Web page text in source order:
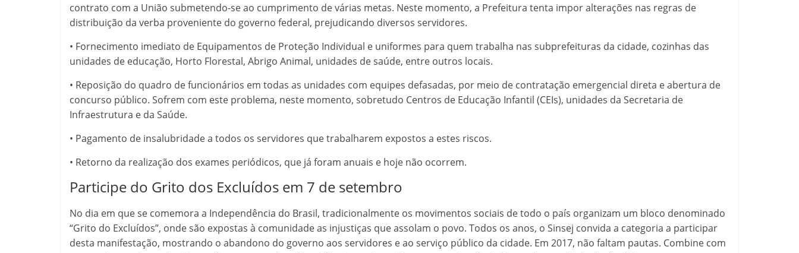
contrato com a União submetendo-se ao cumprimento de várias metas. Neste momento, a Prefeitura tenta impor alterações nas regras de
distribuição da verba proveniente do governo federal, prejudicando diversos servidores.
• Fornecimento imediato de Equipamentos de Proteção Individual e uniformes para quem trabalha nas subprefeituras da cidade, cozinhas das
unidades de educação, Horto Florestal, Abrigo Animal, unidades de saúde, entre outros locais.
• Reposição do quadro de funcionários em todas as unidades com equipes defasadas, por meio de contratação emergencial direta e abertura de
concurso público. Sofrem com este problema, neste momento, sobretudo Centros de Educação Infantil (CEIs), unidades da Secretaria de
Infraestrutura e da Saúde.
• Pagamento de insalubridade a todos os servidores que trabalharem expostos a estes riscos.
• Retorno da realização dos exames periódicos, que já foram anuais e hoje não ocorrem.
Participe do Grito dos Excluídos em 7 de setembro
No dia em que se comemora a Independência do Brasil, tradicionalmente os movimentos sociais de todo o país organizam um bloco denominado
“Grito do Excluídos”, onde são expostas à comunidade as injustiças que assolam o povo. Todos os anos, o Sinsej convida a categoria a participar
desta manifestação, mostrando o abandono do governo aos servidores e ao serviço público da cidade. Em 2017, não faltam pautas. Combine com